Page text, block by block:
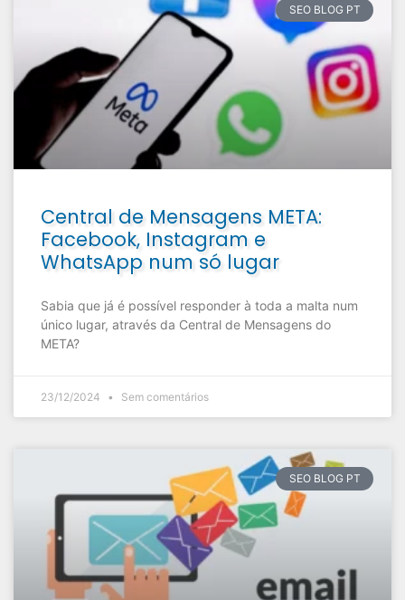
SEO BLOG PT
Central de Mensagens META:
Facebook, Instagram e
WhatsApp num só lugar
Sabia que já é possível responder à toda a malta num
único lugar, através da Central de Mensagens do
META?
23/12/2024 Sem comentários
SEO BLOG PT